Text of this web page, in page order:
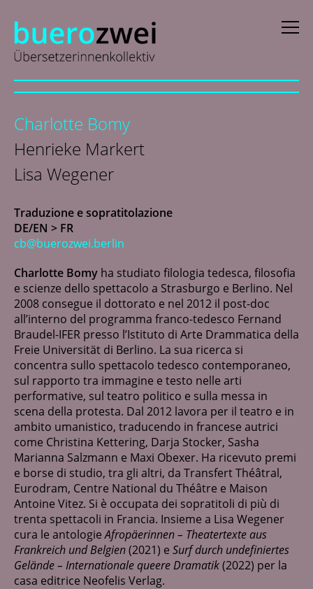
English
f rançais
Nederlands
News
La nostra rete
Contatti
Charlotte Bomy
Henrieke Markert
Lisa Wegener
Traduzione e sopratitolazione
DE/EN > FR
cb@buerozwei.berlin
Charlotte Bomy ha studiato filologia tedesca, filosofia
e scienze dello spettacolo a Strasburgo e Berlino. Nel
2008 consegue il dottorato e nel 2012 il post-doc
all’interno del programma franco-tedesco Fernand
Braudel-IFER presso l’Istituto di Arte Drammatica della
Freie Universität di Berlino. La sua ricerca si
concentra sullo spettacolo tedesco contemporaneo,
sul rapporto tra immagine e testo nelle arti
performative, sul teatro politico e sulla messa in
scena della protesta. Dal 2012 lavora per il teatro e in
ambito umanistico, traducendo in francese autrici
come Christina Kettering, Darja Stocker, Sasha
Marianna Salzmann e Maxi Obexer. Ha ricevuto premi
e borse di studio, tra gli altri, da Transfert Théâtral,
Eurodram, Centre National du Théâtre e Maison
Antoine Vitez. Si è occupata dei sopratitoli di più di
trenta spettacoli in Francia. Insieme a Lisa Wegener
cura le antologieAfropäerinnen – Theatertexte aus
Frankreich und Belgien(2021) e Surf durch undefiniertes
Gelände – Internationale queere Dramatik(2022) per la
casa editrice Neofelis Verlag.